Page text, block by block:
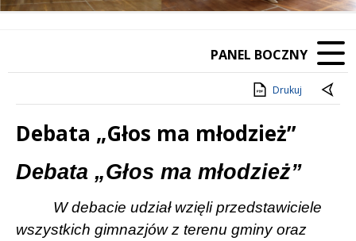
PANEL BOCZNY
Drukuj
Debata „Głos ma młodzież”
Treść
Debata „Głos ma młodzież”
W debacie udział wzięli przedstawiciele
wszystkich gimnazjów z terenu gminy oraz